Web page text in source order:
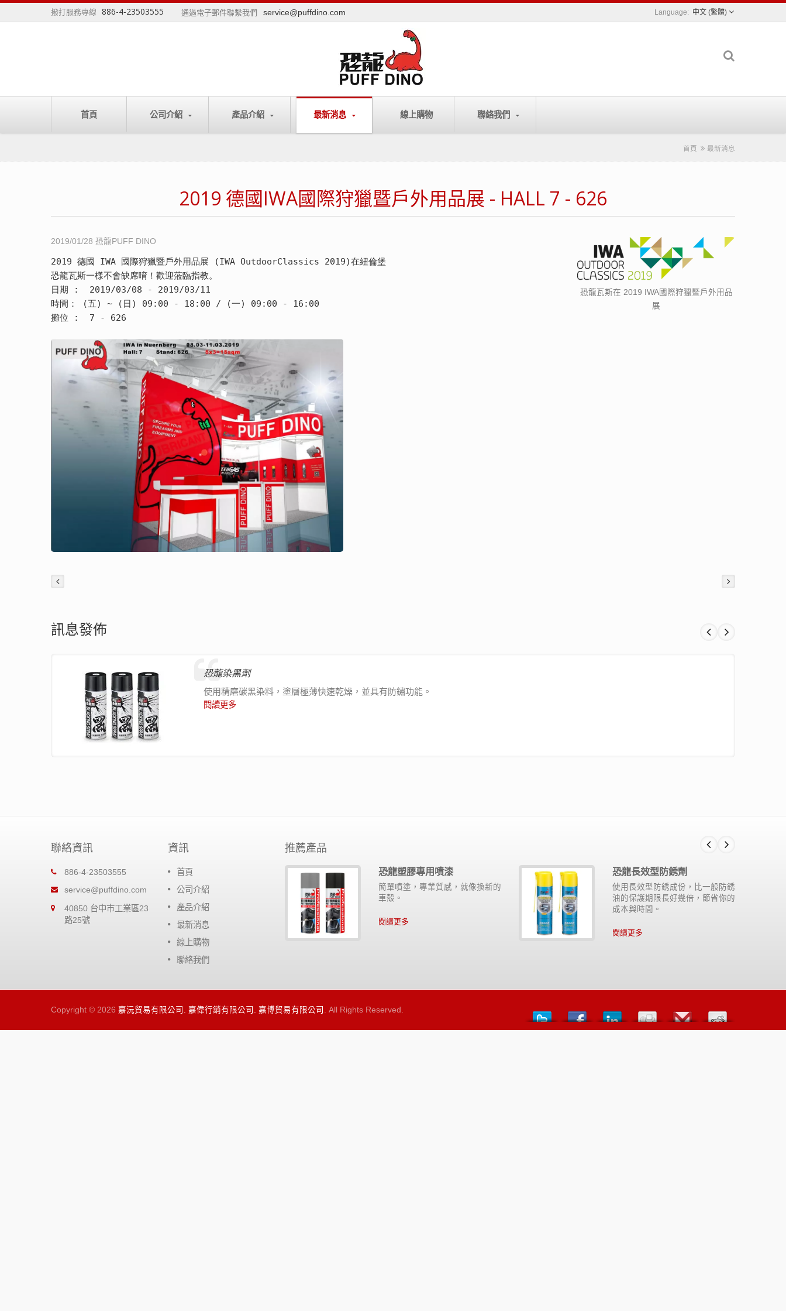
撥打服務專線 886-4-23503555 通過電子郵件聯繫我們 service@puffdino.com 中文 (繁體)
首頁 公司介紹 產品介紹 最新消息 線上購物 聯絡我們
首頁 最新消息
2019 德國IWA國際狩獵暨戶外用品展 - HALL 7 - 626
2019/01/28 恐龍PUFF DINO
恐龍瓦斯在 2019 IWA國際狩獵暨戶外用品
展
2019 德國 IWA 國際狩獵暨戶外用品展 (IWA OutdoorClassics 2019)在紐倫堡
恐龍瓦斯一樣不會缺席唷！歡迎蒞臨指教。
日期 :  2019/03/08 - 2019/03/11
時間： (五) ~ (日) 09:00 - 18:00 / (一) 09:00 - 16:00
攤位 :  7 - 626
訊息發佈
恐龍染黑劑
使用精磨碳黑染料，塗層極薄快速乾燥，並具有防鏽功能。
閱讀更多
聯絡資訊
886-4-23503555
service@puffdino.com
40850 台中市工業區23
路25號
資訊
首頁
公司介紹
產品介紹
最新消息
線上購物
聯絡我們
推薦產品
恐龍超潤滑矽油
高粘度矽油提供零配件極佳的潤滑
屬都很安全。
恐龍塑膠專用噴漆
簡單噴塗，專業質感，就像換新的
車殼。
閱讀更多
恐龍長效型防銹劑
使用長效型防銹成份，比一般防銹
油的保護期限長好幾倍，節省你的
成本與時間。
閱讀更多
Copyright © 2026 嘉沅貿易有限公司. 嘉偉行銷有限公司. 嘉博貿易有限公司 . All Rights Reserved.